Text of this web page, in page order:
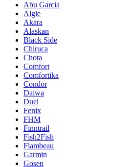
Abu Garcia
Aigle
Akara
Alaskan
Black Side
Chiruca
Chota
Comfort
Comfortika
Condor
Daiwa
Duel
Fenix
FHM
Finntrail
Fish2Fish
Flambeau
Garmin
Gosen